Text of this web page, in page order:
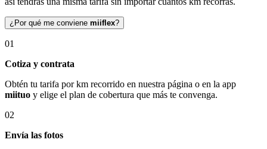
¿Por qué me conviene miiflex?
01
Cotiza y contrata
Obtén tu tarifa por km recorrido en nuestra página o en la app
miituo y elige el plan de cobertura que más te convenga.
02
Envía las fotos